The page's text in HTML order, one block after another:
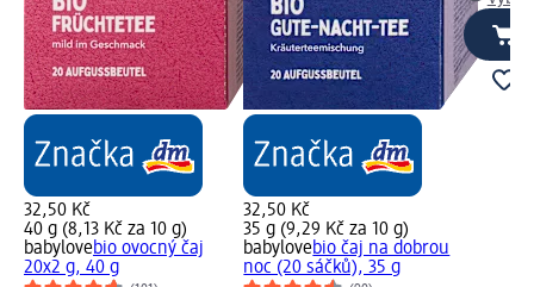
32,50 Kč
40 g (8,13 Kč za 10 g)
babylovebio ovocný čaj
20x2 g, 40 g
32,50 Kč
35 g (9,29 Kč za 10 g)
babylovebio čaj na dobrou
noc (20 sáčků), 35 g